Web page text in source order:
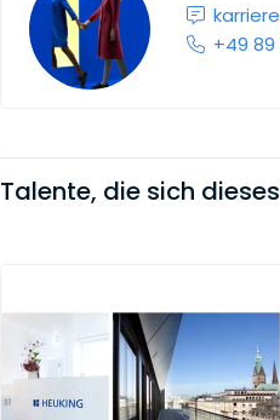
+49 89
Talente, die sich